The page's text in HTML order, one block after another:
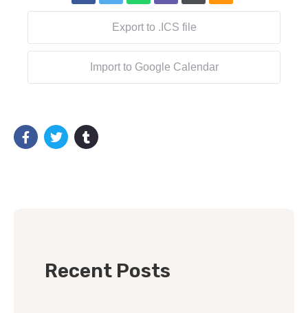
Export to .ICS file
Import to Google Calendar
Recent Posts